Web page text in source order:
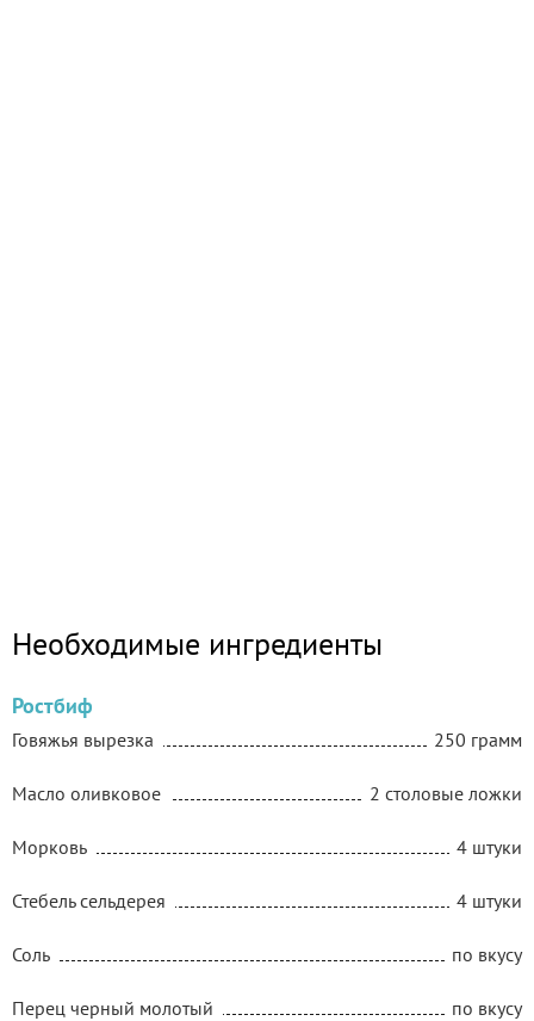
Необходимые ингредиенты
Ростбиф
Говяжья вырезка 250 грамм
Масло оливковое 2 столовые ложки
Морковь 4 штуки
Стебель сельдерея 4 штуки
Соль по вкусу
Перец черный молотый по вкусу